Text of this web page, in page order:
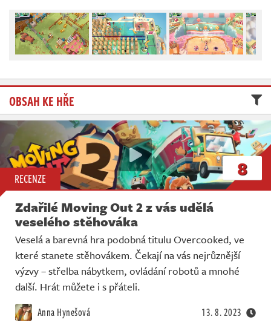
OBSAH KE HŘE
RECENZE 8
Zdařilé Moving Out 2 z vás udělá
veselého stěhováka
Veselá a barevná hra podobná titulu Overcooked, ve
které stanete stěhovákem. Čekají na vás nejrůznější
výzvy – střelba nábytkem, ovládání robotů a mnohé
další. Hrát můžete i s přáteli.
Anna Hynešová 13. 8. 2023